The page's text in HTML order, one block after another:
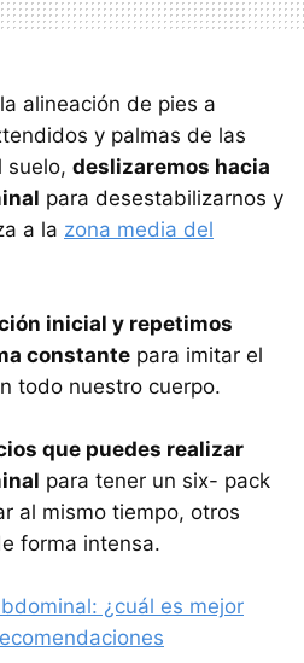
alineación de pies a
y palmas de las
suelo, deslizaremos hacia
para desestabilizarnos y
a la zona media del
inicial y repetimos
constante para imitar el
todo nuestro cuerpo.
que puedes realizar
para tener un six- pack
al mismo tiempo, otros
forma intensa.
¿cuál es mejor